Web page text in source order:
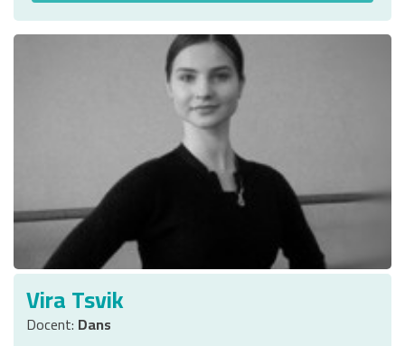
Vira Tsvik
Docent: Dans